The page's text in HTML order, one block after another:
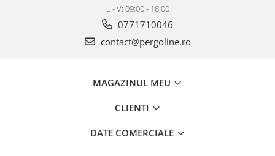
L - V: 09:00 - 18:00
0771710046
contact@pergoline.ro
MAGAZINUL MEU
CLIENTI
DATE COMERCIALE